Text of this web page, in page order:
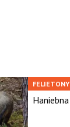
FELIETONY